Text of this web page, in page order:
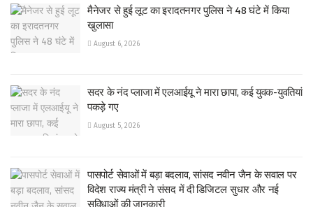
मैनेजर से हुई लूट का इरादतनगर पुलिस ने 48 घंटे में किया
खुलासा
August 6, 2026
सदर के नंद प्लाजा में एलआईयू ने मारा छापा, कई युवक-युवतियां
पकड़े गए
August 5, 2026
पासपोर्ट सेवाओं में बड़ा बदलाव, सांसद नवीन जैन के सवाल पर
विदेश राज्य मंत्री ने संसद में दी डिजिटल सुधार और नई
सुविधाओं की जानकारी